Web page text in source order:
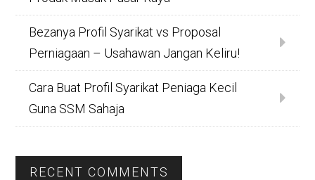
Bezanya Profil Syarikat vs Proposal
Perniagaan – Usahawan Jangan Keliru!
Cara Buat Profil Syarikat Peniaga Kecil
Guna SSM Sahaja
RECENT COMMENTS